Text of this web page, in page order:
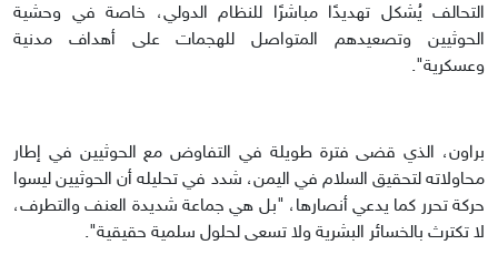
التحالف يُشكل تهديدًا مباشرًا للنظام الدولي، خاصة في وحشية
الحوثيين وتصعيدهم المتواصل للهجمات على أهداف مدنية
وعسكرية".
براون، الذي قضى فترة طويلة في التفاوض مع الحوثيين في إطار
محاولاته لتحقيق السلام في اليمن، شدد في تحليله أن الحوثيين ليسوا
حركة تحرر كما يدعي أنصارها، "بل هي جماعة شديدة العنف والتطرف،
لا تكترث بالخسائر البشرية ولا تسعى لحلول سلمية حقيقية".